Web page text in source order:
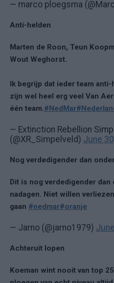
— marco ploegsma
Anti-helden
Marten de Roon, Teun
Wout Weghorst.
Ik begrijp dat ieder team
zijn wel heel erg veel Van
één team.#NedMar
— Extinction Rebellion
(@XR_Simpelveld) June
Nog verdedigender dan
Dit is nog verdedigender dan
nadagen. Niet willen
gaan #nedmar#oranje
— Jarno (@jarno1979)
Achteruit lopen
Koeman wint nooit van top